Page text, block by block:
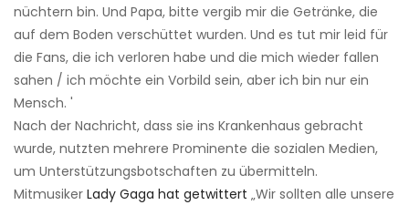
nüchtern bin. Und Papa, bitte vergib mir die Getränke, die
auf dem Boden verschüttet wurden. Und es tut mir leid für
die Fans, die ich verloren habe und die mich wieder fallen
sahen / ich möchte ein Vorbild sein, aber ich bin nur ein
Mensch. '
Nach der Nachricht, dass sie ins Krankenhaus gebracht
wurde, nutzten mehrere Prominente die sozialen Medien,
um Unterstützungsbotschaften zu übermitteln.
Mitmusiker Lady Gaga hat getwittert „Wir sollten alle unsere